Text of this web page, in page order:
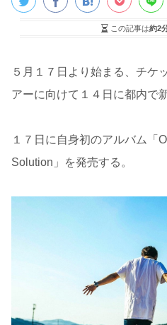
この記事は約2
５月１７日より始まる、チケ
アーに向けて１４日に都内で
１７日に自身初のアルバム「
Solution」を発売する。